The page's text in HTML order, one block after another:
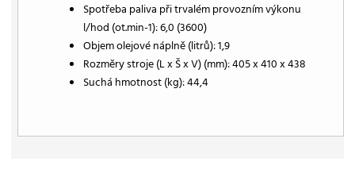
Spotřeba paliva při trvalém provozním výkonu
l/hod (ot.min-1): 6,0 (3600)
Objem olejové náplně (litrů): 1,9
Rozměry stroje (L x Š x V) (mm): 405 x 410 x 438
Suchá hmotnost (kg): 44,4